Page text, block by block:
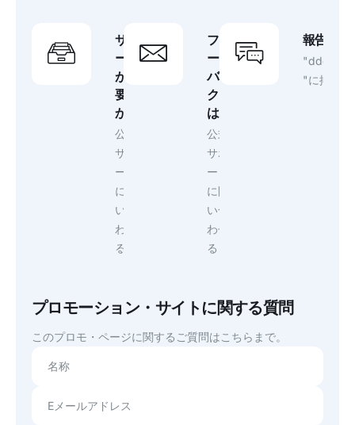
サポ
ート
が必
要
か？
公式
サポ
ート
に問
い合
わせ
る
フィ
ード
バッ
ク
は？
公式
サポ
ート
に問
い合
わせ
る。
報告課題
"に掲載さ
プロモーション・サイトに関する質問
このプロモ・ページに関するご質問はこちらまで。
名称
Eメールアドレス